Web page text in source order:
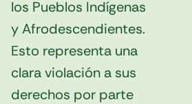
los Pueblos Indígenas
y Afrodescendientes.
Esto representa una
clara violación a sus
derechos por parte